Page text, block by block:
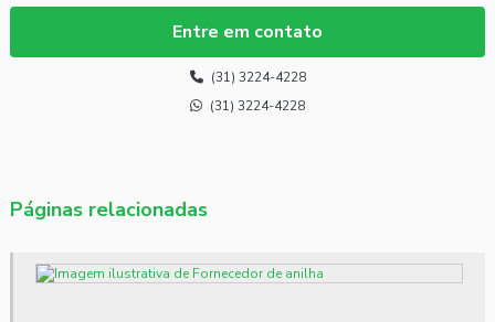
Equipamentos para academia profissional
Equipamentos para academia profissional preços
Equipamentos para academia residencial
Esteira ergométrica para academia
Entre em contato
(31) 3224-4228
(31) 3224-4228
Páginas relacionadas